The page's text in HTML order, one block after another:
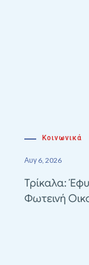
Κοινωνικά
Αυγ 6, 2026
Τρίκαλα:
Φωτεινή